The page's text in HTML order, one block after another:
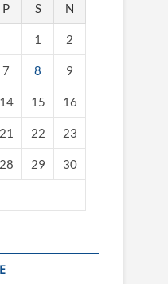
P S N
1 2
7 8 9
14 15 16
21 22 23
28 29 30